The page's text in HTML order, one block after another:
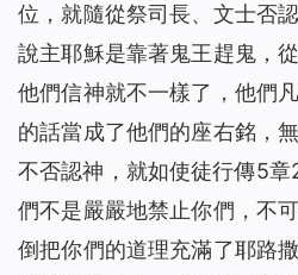
位，就隨從祭司長、文士否
說主耶穌是靠著鬼王趕鬼，
他們信神就不一樣了，他們
的話當成了他們的座右銘，
不否認神，就如使徒行傳5
們不是嚴嚴地禁止你們，不
倒把你們的道理充滿了耶路